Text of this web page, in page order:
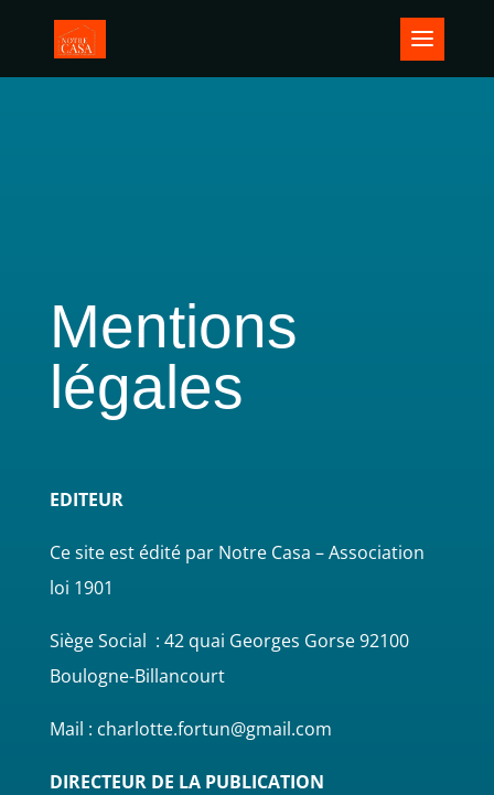
Mentions
légales
EDITEUR
Ce site est édité par Notre Casa – Association
loi 1901
Siège Social : 42 quai Georges Gorse 92100
Boulogne-Billancourt
Mail : charlotte.fortun@gmail.com
DIRECTEUR DE LA PUBLICATION